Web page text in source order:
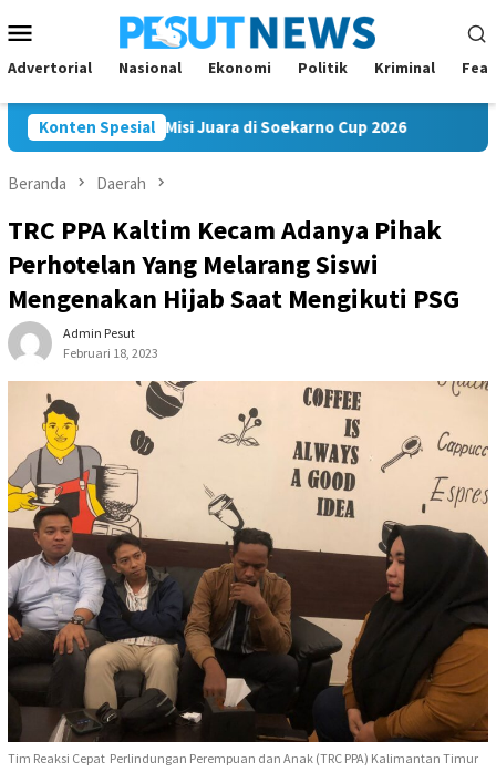
ke
kontenMobile
Advertorial Nasional Ekonomi Politik Kriminal
Konten Spesial
FC Bawa Misi Juara di Soekarno Cup 2026 Andi Satya
Beranda Daerah
TRC PPA Kaltim Kecam Adanya Pihak
Perhotelan Yang Melarang Siswi
Mengenakan Hijab Saat Mengikuti PSG
Admin Pesut
Februari 18, 2023
Tim Reaksi Cepat Perlindungan Perempuan dan Anak (TRC PPA) Kalimantan Timur